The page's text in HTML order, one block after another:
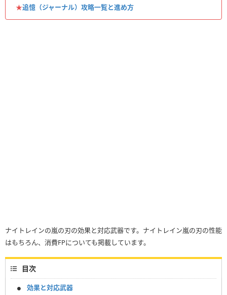
★追憶（ジャーナル）攻略一覧と進め方
ナイトレインの嵐の刃の効果と対応武器です。ナイトレイン嵐の刃の性能
はもちろん、消費FPについても掲載しています。
目次
効果と対応武器